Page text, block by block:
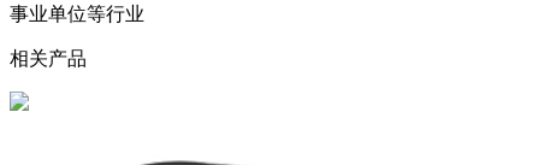
事业单位等行业
相关产品